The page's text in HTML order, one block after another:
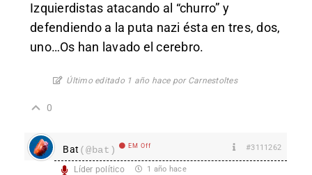
Izquierdistas atacando al “churro” y
defendiendo a la puta nazi ésta en tres, dos,
uno…Os han lavado el cerebro.
Último editado 1 año hace por Carnestoltes
0
Bat (@bat) EM Off #3111262
Líder político 1 año hace